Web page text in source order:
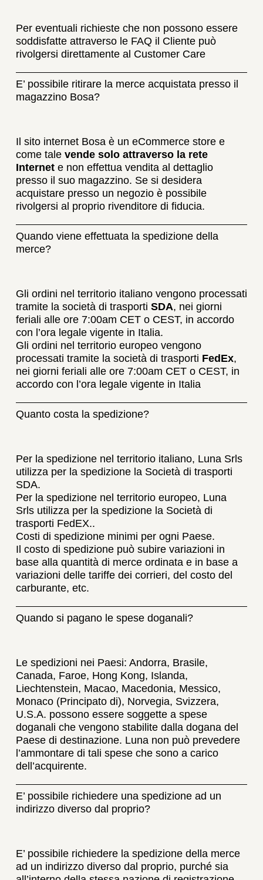
Per eventuali richieste che non possono essere
soddisfatte attraverso le FAQ il Cliente può
rivolgersi direttamente al Customer Care
E’ possibile ritirare la merce acquistata presso il
magazzino Bosa?
Il sito internet Bosa è un eCommerce store e
come tale vende solo attraverso la rete
Internet e non effettua vendita al dettaglio
presso il suo magazzino. Se si desidera
acquistare presso un negozio è possibile
rivolgersi al proprio rivenditore di fiducia.
Quando viene effettuata la spedizione della
merce?
Gli ordini nel territorio italiano vengono processati
tramite la società di trasporti SDA, nei giorni
feriali alle ore 7:00am CET o CEST, in accordo
con l’ora legale vigente in Italia.
Gli ordini nel territorio europeo vengono
processati tramite la società di trasporti FedEx,
nei giorni feriali alle ore 7:00am CET o CEST, in
accordo con l’ora legale vigente in Italia
Quanto costa la spedizione?
Per la spedizione nel territorio italiano, Luna Srls
utilizza per la spedizione la Società di trasporti
SDA.
Per la spedizione nel territorio europeo, Luna
Srls utilizza per la spedizione la Società di
trasporti FedEX..
Costi di spedizione minimi per ogni Paese.
Il costo di spedizione può subire variazioni in
base alla quantità di merce ordinata e in base a
variazioni delle tariffe dei corrieri, del costo del
carburante, etc.
Quando si pagano le spese doganali?
Le spedizioni nei Paesi: Andorra, Brasile,
Canada, Faroe, Hong Kong, Islanda,
Liechtenstein, Macao, Macedonia, Messico,
Monaco (Principato di), Norvegia, Svizzera,
U.S.A. possono essere soggette a spese
doganali che vengono stabilite dalla dogana del
Paese di destinazione. Luna non può prevedere
l’ammontare di tali spese che sono a carico
dell’acquirente.
E’ possibile richiedere una spedizione ad un
indirizzo diverso dal proprio?
E’ possibile richiedere la spedizione della merce
ad un indirizzo diverso dal proprio, purché sia